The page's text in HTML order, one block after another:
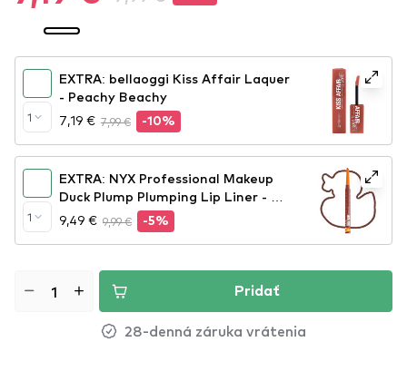
1
EXTRA: bellaoggi Kiss Affair Laquer
- Peachy Beachy
7,19 € 7,99 € -10%
1
EXTRA: NYX Professional Makeup
Duck Plump Plumping Lip Liner - 07
Swollen Spice
9,49 € 9,99 € -5%
Pridať
28-denná záruka vrátenia